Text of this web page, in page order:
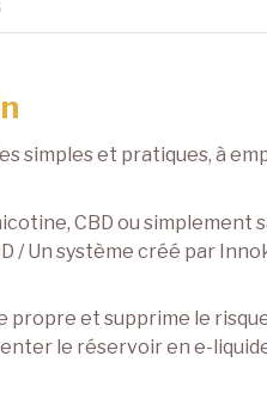
simples et pratiques, à
CBD ou simplement
/ Un système créé par
propre et supprime le
le réservoir en e-